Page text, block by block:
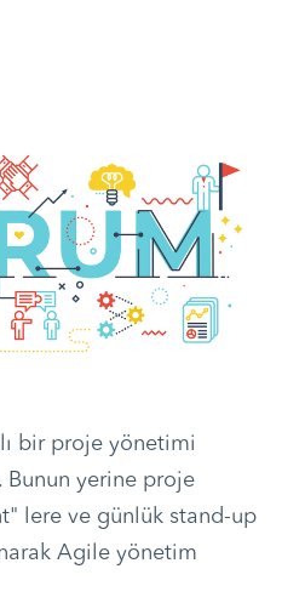
bir proje yönetimi
yerine proje
lere ve günlük stand-up
Agile yönetim